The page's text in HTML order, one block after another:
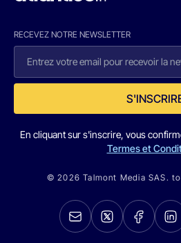
RECEVEZ NOTRE NEWSLETTER
En cliquant sur s'inscrire, vous
Termes et
© 2026 Talmont Media SAS.